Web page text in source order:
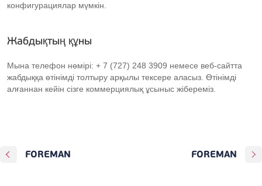
конфигурациялар мүмкін.
Жабдықтың құны
Мына телефон нөмірі: + 7 (727) 248 3909 немесе веб-сайтта
жабдыққа өтінімді толтыру арқылы тексере аласыз. Өтінімді
алғаннан кейін сізге коммерциялық ұсыныс жібереміз.
FOREMAN FOREMAN